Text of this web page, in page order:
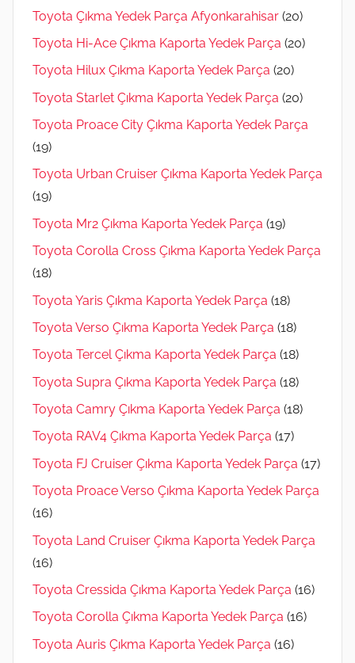
Toyota Çıkma Yedek Parça Afyonkarahisar (20)
Toyota Hi-Ace Çıkma Kaporta Yedek Parça (20)
Toyota Hilux Çıkma Kaporta Yedek Parça (20)
Toyota Starlet Çıkma Kaporta Yedek Parça (20)
Toyota Proace City Çıkma Kaporta Yedek Parça
(19)
Toyota Urban Cruiser Çıkma Kaporta Yedek Parça
(19)
Toyota Mr2 Çıkma Kaporta Yedek Parça (19)
Toyota Corolla Cross Çıkma Kaporta Yedek Parça
(18)
Toyota Yaris Çıkma Kaporta Yedek Parça (18)
Toyota Verso Çıkma Kaporta Yedek Parça (18)
Toyota Tercel Çıkma Kaporta Yedek Parça (18)
Toyota Supra Çıkma Kaporta Yedek Parça (18)
Toyota Camry Çıkma Kaporta Yedek Parça (18)
Toyota RAV4 Çıkma Kaporta Yedek Parça (17)
Toyota FJ Cruiser Çıkma Kaporta Yedek Parça (17)
Toyota Proace Verso Çıkma Kaporta Yedek Parça
(16)
Toyota Land Cruiser Çıkma Kaporta Yedek Parça
(16)
Toyota Cressida Çıkma Kaporta Yedek Parça (16)
Toyota Corolla Çıkma Kaporta Yedek Parça (16)
Toyota Auris Çıkma Kaporta Yedek Parça (16)